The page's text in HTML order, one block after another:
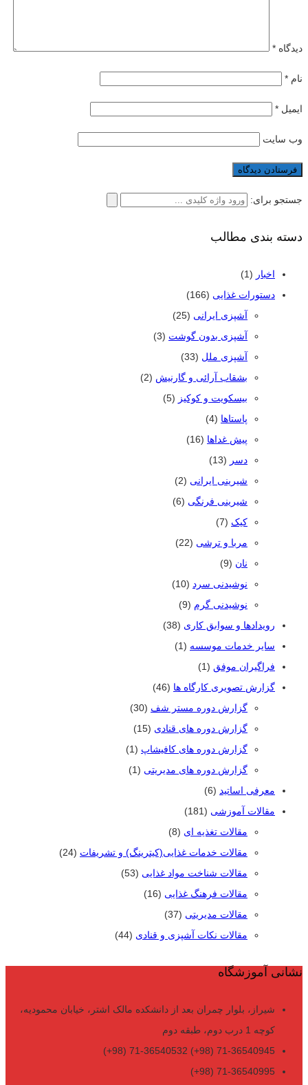
دیدگاه *
نام *
ایمیل *
وب‌ سایت
جستجو برای:
دسته بندی مطالب
اخبار (1)
دستورات غذایی (166)
آشپزی ایرانی (25)
آشپزی بدون گوشت (3)
آشپزی ملل (33)
بشقاب آرائی و گارنیش (2)
بیسکویت و کوکیز (5)
پاستاها (4)
پیش غداها (16)
دسر (13)
شیرینی ایرانی (2)
شیرینی فرنگی (6)
کیک (7)
مربا و ترشی (22)
نان (9)
نوشیدنی سرد (10)
نوشیدنی گرم (9)
رویدادها و سوابق کاری (38)
سایر خدمات موسسه (1)
فراگیران موفق (1)
گزارش تصویری کارگاه ها (46)
گزارش دوره مستر شف (30)
گزارش دوره های قنادی (15)
گزارش دوره های کافیشاپ (1)
گزارش دوره های مدیریتی (1)
معرفی اساتید (6)
مقالات آموزشی (181)
مقالات تغذیه ای (8)
مقالات خدمات غذایی(کیترینگ) و تشریفات (24)
مقالات شناخت مواد غذایی (53)
مقالات فرهنگ غذایی (16)
مقالات مدیریتی (37)
مقالات نکات آشپزی و قنادی (44)
نشانی آموزشگاه
شیراز، بلوار چمران بعد از دانشکده مالک اشتر، خیابان محمودیه،
کوچه 1 درب دوم، طبقه دوم
71-36540945 (98+) 71-36540532 (98+)
71-36540995 (98+)